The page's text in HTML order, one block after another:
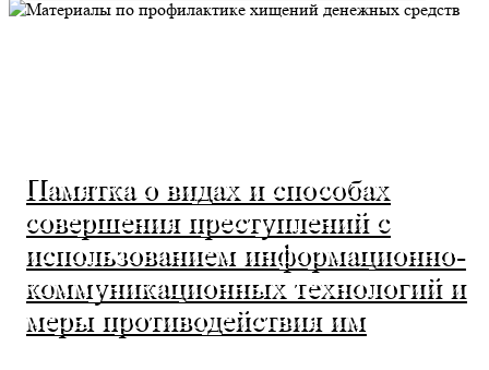
Памятка о видах и способах
совершения преступлений с
использованием информационно-
коммуникационных технологий и
меры противодействия им